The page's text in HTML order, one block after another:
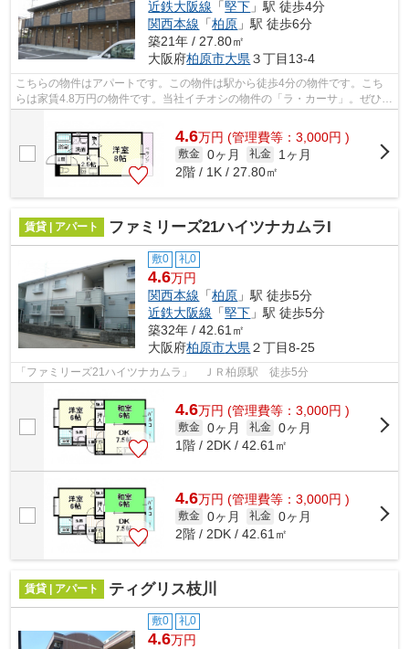
近鉄大阪線 「堅下 」駅 徒歩4分
関西本線 「柏原 」駅 徒歩6分
築21年 / 27.80㎡
大阪府柏原市大県３丁目13-4
こちらの物件はアパートです。この物件は駅から徒歩4分の物件です。こち
らは家賃4.8万円の物件です。当社イチオシの物件の「ラ・カーサ」。ぜひ一
4.6万円 (管理費等：3,000円 )
敷金 0ヶ月 礼金
1ヶ月
2階 / 1K / 27.80㎡
賃貸 | アパート ファミリーズ21ハイツナカムラI
敷0 礼0
4.6万円
関西本線 「柏原 」駅 徒歩5分
近鉄大阪線 「堅下 」駅 徒歩5分
築32年 / 42.61㎡
大阪府柏原市大県 ２丁目8-25
「ファミリーズ21ハイツナカムラ」 ＪＲ柏原駅 徒歩5分
4.6万円 (管理費等：3,000円 )
敷金 0ヶ月 礼金 0ヶ月
1階 / 2DK / 42.61㎡
4.6万円 (管理費等：3,000円 )
敷金 0ヶ月 礼金 0ヶ月
2階 / 2DK / 42.61㎡
賃貸 | アパート ティグリス枝川
敷0 礼0
4.6万円